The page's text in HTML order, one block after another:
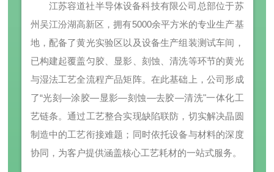
江苏容道社半导体设备科技有限公司总部位于苏
州吴江汾湖高新区，拥有5000余平方米的专业生产基
地，配备了黄光实验区以及设备生产组装测试车间，
已构建起覆盖匀胶、显影、刻蚀、清洗等环节的黄光
与湿法工艺全流程产品矩阵。在此基础上，公司形成
了“光刻—涂胶—显影—刻蚀—去胶—清洗"一体化工
艺链条。通过工艺整合实现缺陷联防，切实解决晶圆
制造中的工艺衔接难题；同时依托设备与材料的深度
协同，为客户提供涵盖核心工艺耗材的一站式服务。